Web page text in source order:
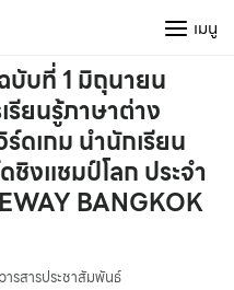
เมนู
บับที่ 1 มิถุนายน
รียนรู้ภาษาต่าง
ร์ดเกม นำนักเรียน
ชิงแชมป์โลก ประจำ
BANGKOK
วารสารประชาสัมพันธ์